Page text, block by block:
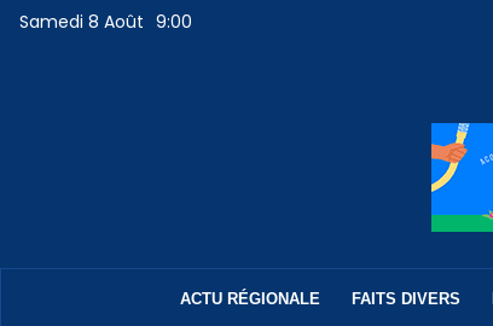
Samedi 8 Août 9:00
ACTU RÉGIONALE FAITS DIVERS